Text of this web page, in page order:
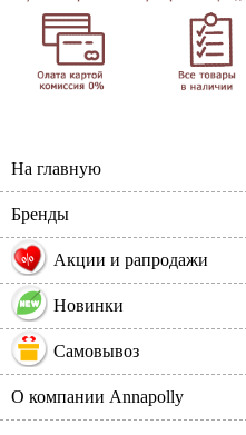
На главную
Бренды
% Акции и рапродажи
Новинки
Самовывоз
О компании Annapolly